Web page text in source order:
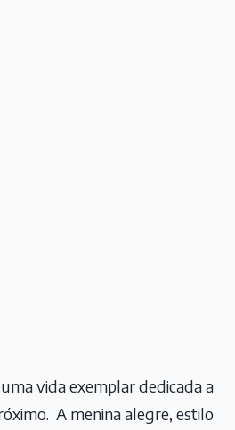
vida exemplar dedicada a
A menina alegre, estilo